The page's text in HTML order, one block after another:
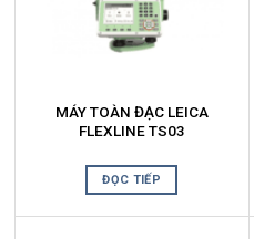
MÁY TOÀN ĐẠC LEICA
FLEXLINE TS03
ĐỌC TIẾP